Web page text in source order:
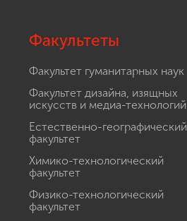
Факультеты
Факультет гуманитарных наук
Факультет дизайна, изящных
искусств и медиа-технологий
Естественно-географический
факультет
Химико-технологический
факультет
Физико-технологический
факультет